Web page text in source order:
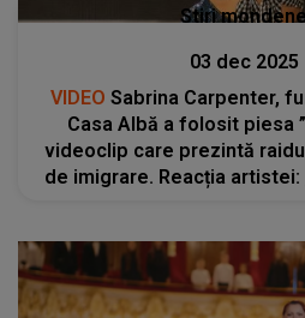
Stiri
03 dec 2025
VIDEO Sabrina Carpenter,
Casa Albă a folosit piesa
videoclip care prezintă
de imigrare. Reacția artistei: